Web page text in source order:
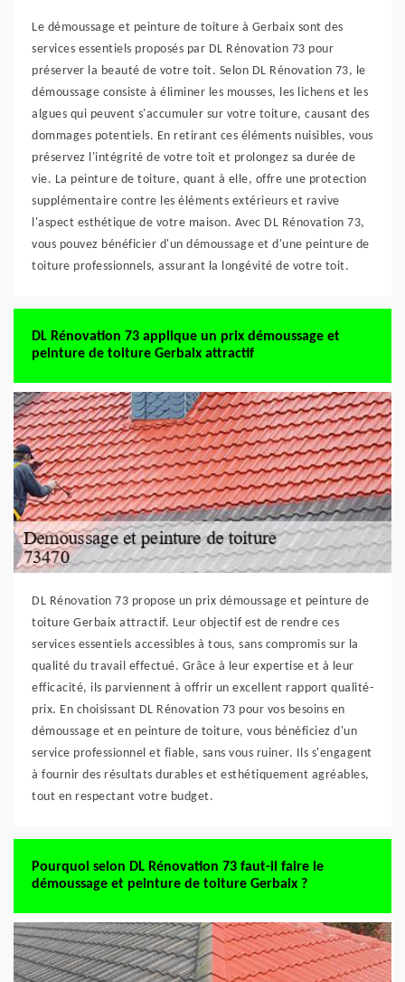
Le démoussage et peinture de toiture à Gerbaix sont des
services essentiels proposés par DL Rénovation 73 pour
préserver la beauté de votre toit. Selon DL Rénovation 73, le
démoussage consiste à éliminer les mousses, les lichens et les
algues qui peuvent s'accumuler sur votre toiture, causant des
dommages potentiels. En retirant ces éléments nuisibles, vous
préservez l'intégrité de votre toit et prolongez sa durée de
vie. La peinture de toiture, quant à elle, offre une protection
supplémentaire contre les éléments extérieurs et ravive
l'aspect esthétique de votre maison. Avec DL Rénovation 73,
vous pouvez bénéficier d'un démoussage et d'une peinture de
toiture professionnels, assurant la longévité de votre toit.
DL Rénovation 73 applique un prix démoussage et
peinture de toiture Gerbaix attractif
DL Rénovation 73 propose un prix démoussage et peinture de
toiture Gerbaix attractif. Leur objectif est de rendre ces
services essentiels accessibles à tous, sans compromis sur la
qualité du travail effectué. Grâce à leur expertise et à leur
efficacité, ils parviennent à offrir un excellent rapport qualité-
prix. En choisissant DL Rénovation 73 pour vos besoins en
démoussage et en peinture de toiture, vous bénéficiez d'un
service professionnel et fiable, sans vous ruiner. Ils s'engagent
à fournir des résultats durables et esthétiquement agréables,
tout en respectant votre budget.
Pourquoi selon DL Rénovation 73 faut-il faire le
démoussage et peinture de toiture Gerbaix ?